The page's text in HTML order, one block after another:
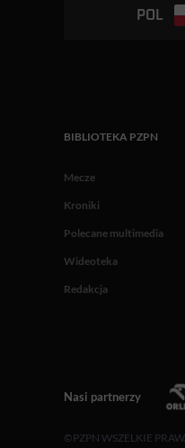
POL
BIBLIOTEKA PZPN
Mecze
Kroniki
Polecane multimedia
Wideoteka
Redakcja
Nasi partnerzy
©PZPN WSZELKIE